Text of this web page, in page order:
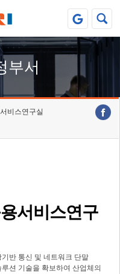
부서
비스연구실
서비스연구
기반 통신 및 네트워크 단말
루션 기술을 확보하여 산업체의